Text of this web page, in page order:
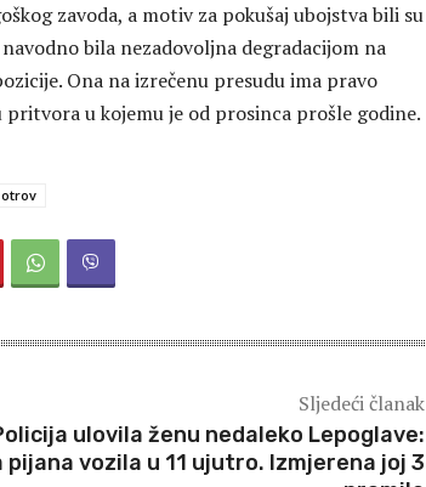
zavoda, a motiv za pokušaj ubojstva bili su
bila nezadovoljna degradacijom na
Ona na izrečenu presudu ima pravo
u kojemu je od prosinca prošle godine.
otrov
Sljedeći članak
ulovila ženu nedaleko Lepoglave:
pijana vozila u 11 ujutro. Izmjerena joj 3